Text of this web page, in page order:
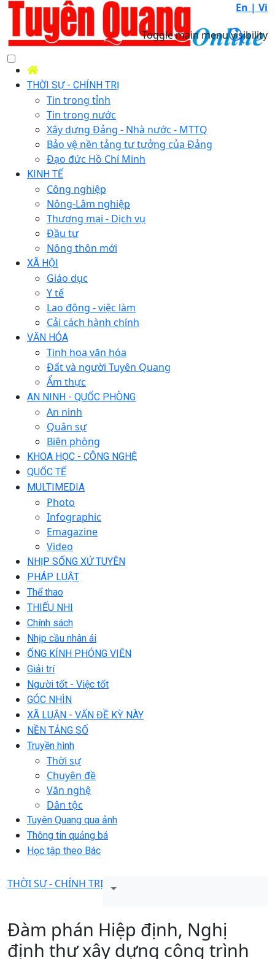
En | Vi
Toggle main menu visibility
THỜI SỰ - CHÍNH TRỊ
Tin trong tỉnh
Tin trong nước
Xây dựng Đảng - Nhà nước - MTTQ
Bảo vệ nền tảng tư tưởng của Đảng
Đạo đức Hồ Chí Minh
KINH TẾ
Công nghiệp
Nông-Lâm nghiệp
Thương mại - Dịch vụ
Đầu tư
Nông thôn mới
XÃ HỘI
Giáo dục
Y tế
Lao động - việc làm
Cải cách hành chính
VĂN HÓA
Tinh hoa văn hóa
Đất và người Tuyên Quang
Ẩm thực
AN NINH - QUỐC PHÒNG
An ninh
Quân sự
Biên phòng
KHOA HỌC - CÔNG NGHỆ
QUỐC TẾ
MULTIMEDIA
Photo
Infographic
Emagazine
Video
NHỊP SỐNG XỨ TUYÊN
PHÁP LUẬT
Thể thao
THIẾU NHI
Chính sách
Nhịp cầu nhân ái
ỐNG KÍNH PHÓNG VIÊN
Giải trí
Người tốt - Việc tốt
GÓC NHÌN
XÃ LUẬN - VẤN ĐỀ KỲ NÀY
NỀN TẢNG SỐ
Truyền hình
Thời sự
Chuyên đề
Văn nghệ
Dân tộc
Tuyên Quang qua ảnh
Thông tin quảng bá
Học tập theo Bác
THỜI SỰ - CHÍNH TRỊ
Đàm phán Hiệp định, Nghị
định thư xây dựng công trình